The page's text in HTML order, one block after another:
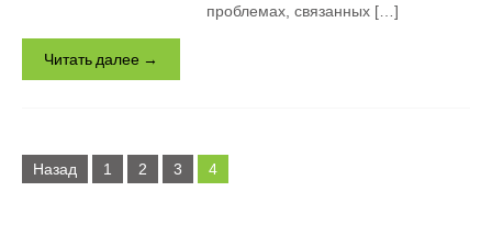
проблемах, связанных […]
Читать далее →
записей
Назад 1 2 3 4